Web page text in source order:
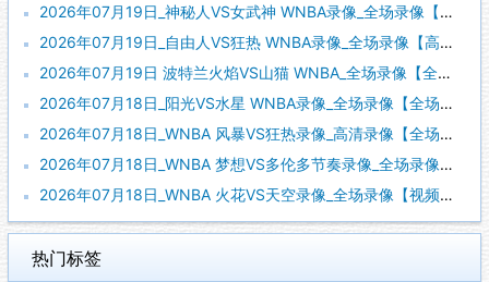
2026年07月19日_神秘人VS女武神 WNBA录像_全场录像【全场回放】
2026年07月19日_自由人VS狂热 WNBA录像_全场录像【高清回放】
2026年07月19日 波特兰火焰VS山猫 WNBA_全场录像【全场回放】
2026年07月18日_阳光VS水星 WNBA录像_全场录像【全场回放】
2026年07月18日_WNBA 风暴VS狂热录像_高清录像【全场回放】
2026年07月18日_WNBA 梦想VS多伦多节奏录像_全场录像【视频集锦】
2026年07月18日_WNBA 火花VS天空录像_全场录像【视频集锦】
热门标签